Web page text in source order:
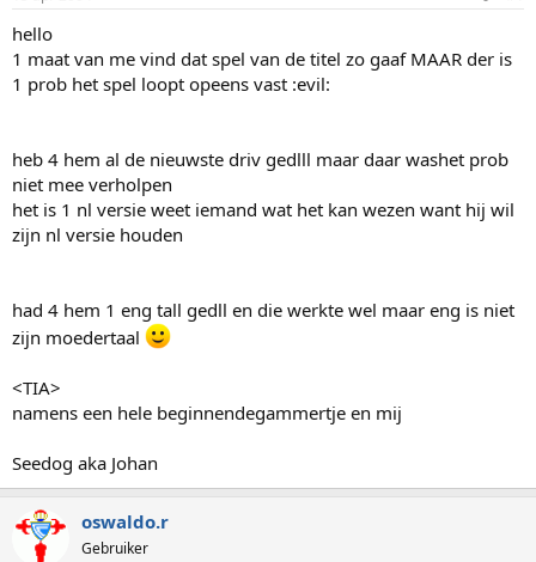
s
t
a
r
t
m
hello
1 maat van me vind dat spel van de titel zo gaaf MAAR der is
1 prob het spel loopt opeens vast :evil:
heb 4 hem al de nieuwste driv gedlll maar daar washet prob
niet mee verholpen
het is 1 nl versie weet iemand wat het kan wezen want hij wil
zijn nl versie houden
had 4 hem 1 eng tall gedll en die werkte wel maar eng is niet
zijn moedertaal
<TIA>
namens een hele beginnendegammertje en mij
Seedog aka Johan
oswaldo.r
Gebruiker